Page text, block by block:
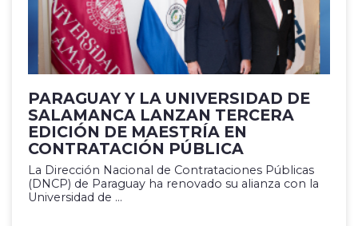
PARAGUAY Y LA UNIVERSIDAD DE
SALAMANCA LANZAN TERCERA
EDICIÓN DE MAESTRÍA EN
CONTRATACIÓN PÚBLICA
La Dirección Nacional de Contrataciones Públicas
(DNCP) de Paraguay ha renovado su alianza con la
Universidad de ...